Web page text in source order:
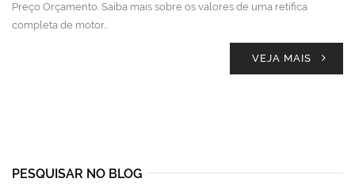
Preço Orçamento. Saiba mais sobre os valores de uma retífica
completa de motor…
VEJA MAIS
PESQUISAR NO BLOG